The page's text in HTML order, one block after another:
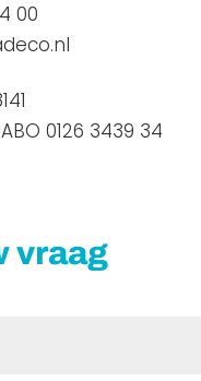
00
0126 3439 34
vraag